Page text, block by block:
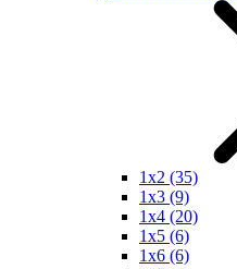
1x2 (35)
1x3 (9)
1x4 (20)
1x5 (6)
1x6 (6)